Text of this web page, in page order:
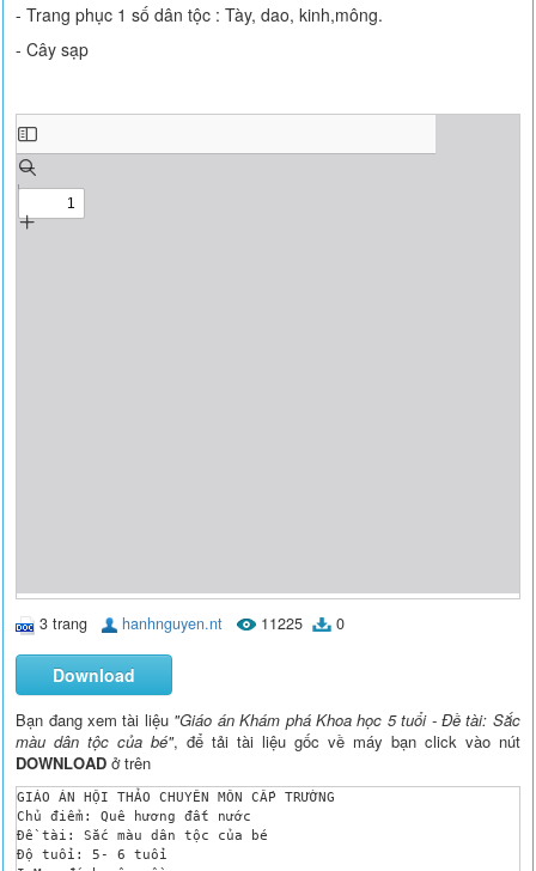
- Trang phục 1 số dân tộc : Tày, dao, kinh,mông.
- Cây sạp
3 trang hanhnguyen.nt 11225 0
Download
Bạn đang xem tài liệu "Giáo án Khám phá Khoa học 5 tuổi - Đề tài: Sắc
màu dân tộc của bé", để tải tài liệu gốc về máy bạn click vào nút
DOWNLOAD ở trên
GIÁO ÁN HỘI THẢO CHUYÊN MÔN CẤP TRƯỜNG
Chủ điểm: Quê hương đất nước
Đề tài: Sắc màu dân tộc của bé
Độ tuổi: 5- 6 tuổi